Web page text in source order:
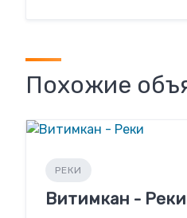
Похожие
РЕКИ
Витимкан - Реки